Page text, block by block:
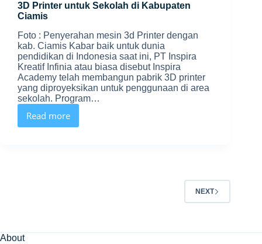
3D Printer untuk Sekolah di Kabupaten
Ciamis
Foto : Penyerahan mesin 3d Printer dengan
kab. Ciamis Kabar baik untuk dunia
pendidikan di Indonesia saat ini, PT Inspira
Kreatif Infinia atau biasa disebut Inspira
Academy telah membangun pabrik 3D printer
yang diproyeksikan untuk penggunaan di area
sekolah. Program…
Read more
3D
Printer
NEXT
About